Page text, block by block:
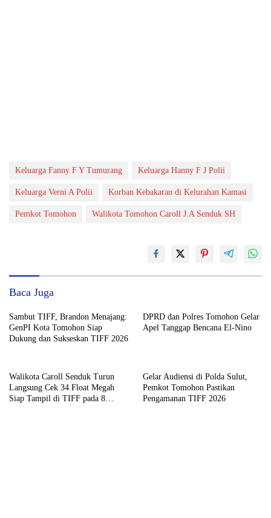
Keluarga Fanny F Y Tumurang Keluarga Hanny F J Polii
Keluarga Verni A Polii Korban Kebakaran di Kelurahan Kamasi
Pemkot Tomohon Walikota Tomohon Caroll J.A Senduk SH
Baca Juga
Sambut TIFF, Brandon Menajang:
​GenPI Kota Tomohon Siap
Dukung dan Sukseskan TIFF 2026
DPRD dan Polres Tomohon Gelar
Apel Tanggap Bencana El-Nino
Walikota Caroll Senduk Turun
Langsung Cek 34 Float Megah
Siap Tampil di TIFF pada 8
Gelar Audiensi di Polda Sulut,
Pemkot Tomohon Pastikan
Pengamanan TIFF 2026